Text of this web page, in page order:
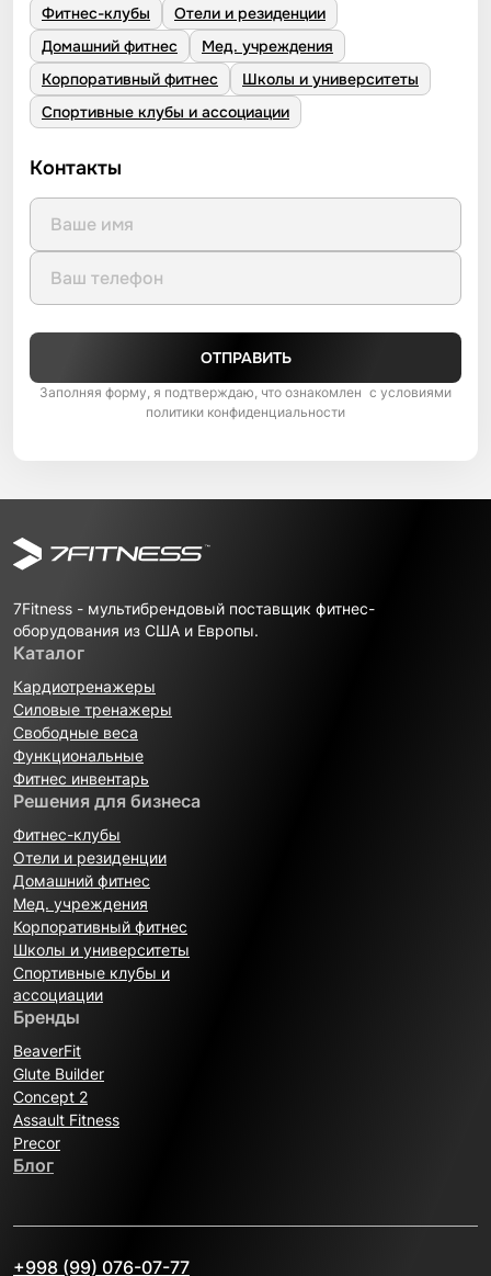
Фитнес-клубы
Отели и резиденции
Домашний фитнес
Мед. учреждения
Корпоративный фитнес
Школы и университеты
Спортивные клубы и ассоциации
Контакты
ОТПРАВИТЬ
Заполняя форму, я подтверждаю, что ознакомлен с условиями
политики конфиденциальности
7Fitness - мультибрендовый поставщик фитнес-
оборудования из США и Европы.
Каталог
Кардиотренажеры
Силовые тренажеры
Свободные веса
Функциональные
Фитнес инвентарь
Решения для бизнеса
Фитнес-клубы
Отели и резиденции
Домашний фитнес
Мед. учреждения
Корпоративный фитнес
Школы и университеты
Спортивные клубы и
ассоциации
Бренды
BeaverFit
Glute Builder
Concept 2
Assault Fitness
Precor
Блог
+998 (99) 076-07-77